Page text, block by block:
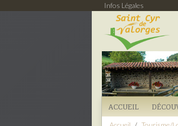
Infos Légales
ACCUEIL